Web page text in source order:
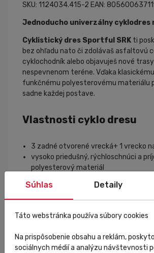
SKU: 1124034.415-2 EAN:
Jednoducho univerzálny cyklodres
Cyklistický dres Sportful SRK ti
bez ohľadu nato či zdolávaš asfaltovú
cyklochodník alebo objavuješ nové
nespevnenom teréne. Vďaka
funkčnému polyesterovému materiálu
sadne každej postave.
Vlastnosti cyklo dresu
3 zadné otvorené vrecká+ 1 vrecko
vysoko priedušný, rýchloschnúci a
polyesterový materiál
elastický lem na rukávoch s
celorozopínací zips YKK
teplotný rozsah: 15°C až 35°C
Sportful
Súhlas Detaily
Táto webstránka používa súbory cookies
Na prispôsobenie obsahu a reklám,
sociálnych médií a analýzu návštevnosti